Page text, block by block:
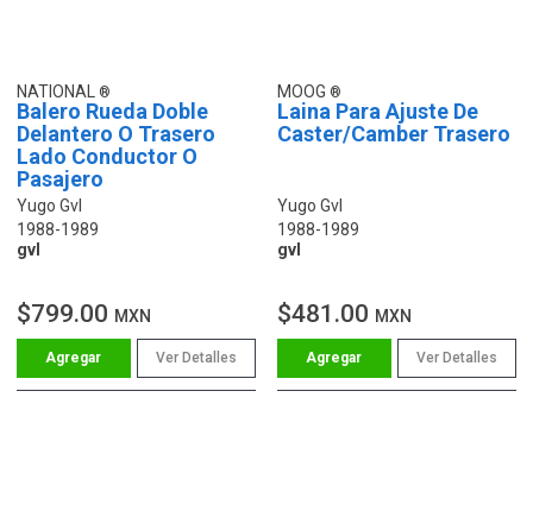
NATIONAL
Balero Rueda Doble
Delantero O Trasero
Lado Conductor O
Pasajero
Yugo Gvl
1988-1989
gvl
$799.00 MXN
Ver Detalles
MOOG
Laina Para Ajuste De
Caster/Camber Trasero
Yugo Gvl
1988-1989
gvl
$481.00 MXN
Ver Detalles